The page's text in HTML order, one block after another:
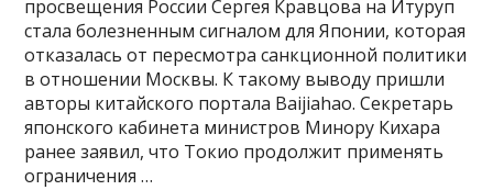
просвещения России Сергея Кравцова на Итуруп
стала болезненным сигналом для Японии, которая
отказалась от пересмотра санкционной политики
в отношении Москвы. К такому выводу пришли
авторы китайского портала Baijiahao. Секретарь
японского кабинета министров Минору Кихара
ранее заявил, что Токио продолжит применять
ограничения …